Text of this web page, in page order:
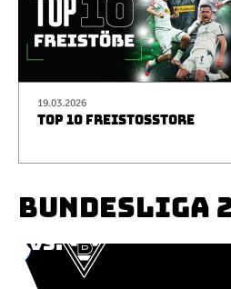
19.03.2026
TOP 10 FREISTOSSTORE
BUNDESLIGA